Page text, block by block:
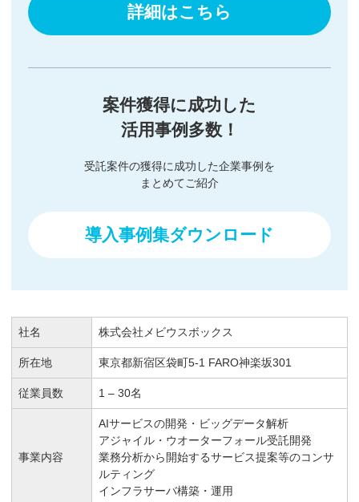
詳細はこちら
案件獲得に成功した
活用事例多数！
受託案件の獲得に成功した企業事例を
まとめてご紹介
導入事例集ダウンロード
社名 株式会社メビウスボックス
所在地 東京都新宿区袋町5-1 FARO神楽坂301
従業員数 1 – 30名
事業内容
AIサービスの開発・ビッグデータ解析
アジャイル・ウオーターフォール受託開発
業務分析から開始するサービス提案等のコンサ
ルティング
インフラサーバ構築・運用